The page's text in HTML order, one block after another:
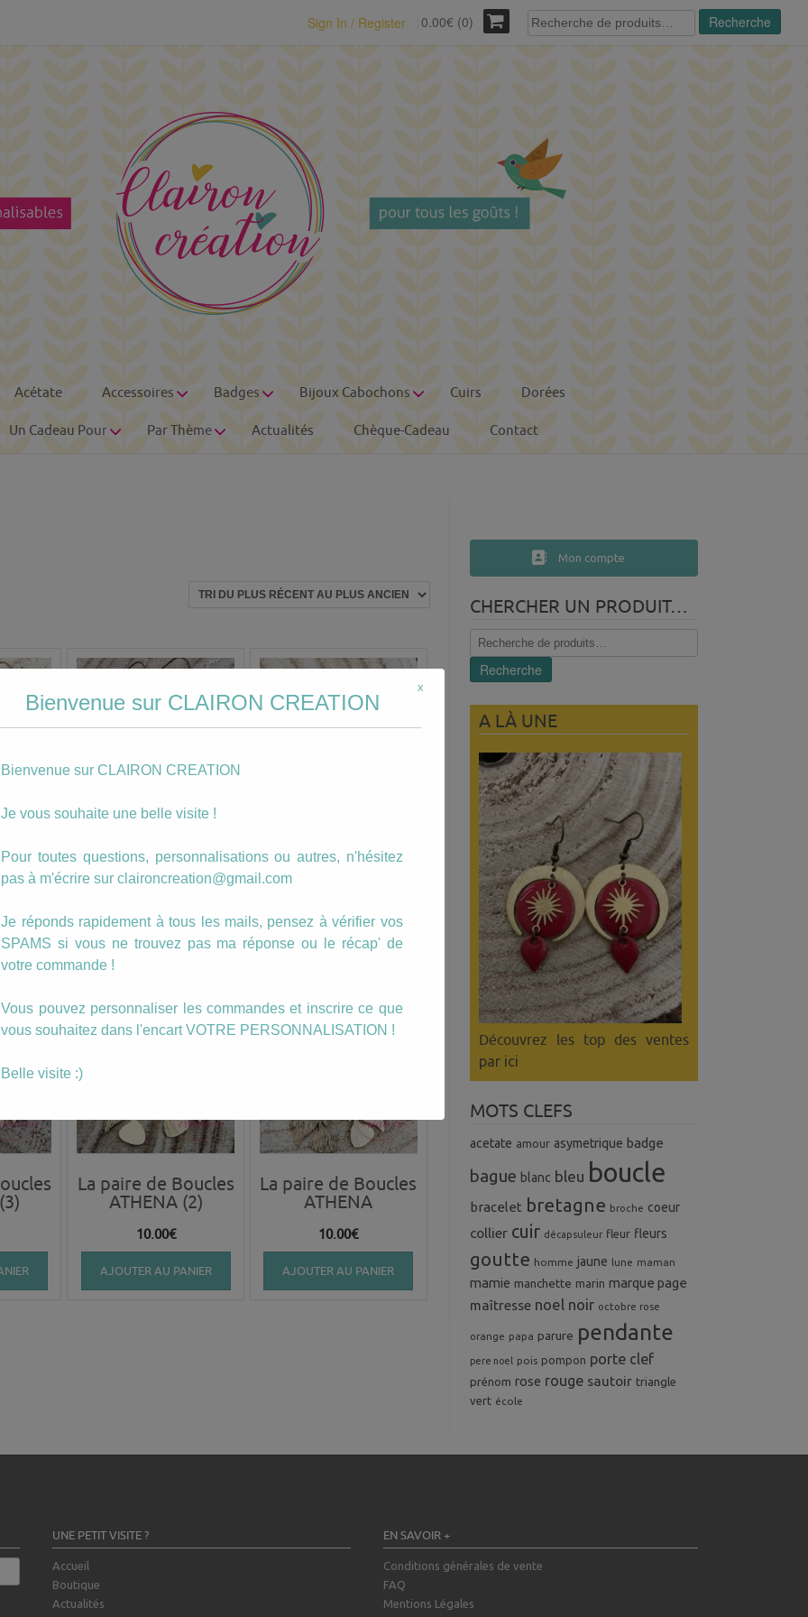
Sign In / Register 0.00€ (0)
Recherche
pour :
Recherche
Acétate Accessoires Badges Bijoux Cabochons Cuirs Dorées
Un Cadeau Pour Par Thème Actualités Chèque-Cadeau Contact
La paire de Boucles
ATHENA (6)
La paire de Boucles
ATHENA (5)
La paire de Boucles
ATHENA (2)
10.00€
AJOUTER AU PANIER
La paire de Boucles
ATHENA
10.00€
AJOUTER AU PANIER
Mon compte
CHERCHER UN PRODUIT…
Recherche
pour :
Recherche
A LÀ UNE
Découvrez les top des ventes
par ici
MOTS CLEFS
acetate amour asymetrique badge
bague blanc bleu boucle
bracelet bretagne broche coeur
collier cuir décapsuleur fleur fleurs
goutte homme jaune lune maman
mamie manchette marin marque page
maîtresse noel noir octobre rose
orange papa parure pendante
pere noel pois pompon porte clef
prénom rose rouge sautoir triangle
vert école
UNE PETIT VISITE ?
Accueil
Boutique
Actualités
EN SAVOIR +
Conditions générales de vente
FAQ
Mentions Légales
Bienvenue sur CLAIRON CREATION
Bienvenue sur CLAIRON CREATION
Je vous souhaite une belle visite !
Pour toutes questions, personnalisations ou autres, n'hésitez
pas à m'écrire sur claironcreation@gmail.com
Je réponds rapidement à tous les mails, pensez à vérifier vos
SPAMS si vous ne trouvez pas ma réponse ou le récap' de
votre commande !
Vous pouvez personnaliser les commandes et inscrire ce que
vous souhaitez dans l'encart VOTRE PERSONNALISATION !
Belle visite :)
x